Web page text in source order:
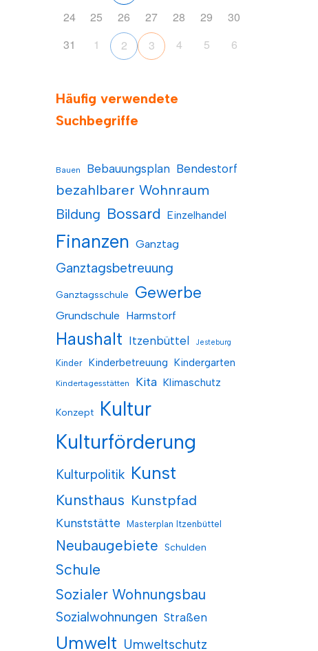
24
25 26 27 28 29
30
31
1 2 3 4 5 6
Häufig verwendete
Suchbegriffe
Bauen Bebauungsplan Bendestorf
bezahlbarer Wohnraum
Bildung Bossard Einzelhandel
Finanzen Ganztag
Ganztagsbetreuung
Ganztagsschule Gewerbe
Grundschule Harmstorf
Haushalt Itzenbüttel Jesteburg
Kinder Kinderbetreuung Kindergarten
Kindertagesstätten Kita Klimaschutz
Konzept
Kultur
Kulturförderung
Kulturpolitik Kunst
Kunsthaus Kunstpfad
Kunststätte Masterplan Itzenbüttel
Neubaugebiete Schulden
Schule
Sozialer Wohnungsbau
Sozialwohnungen Straßen
Umwelt Umweltschutz